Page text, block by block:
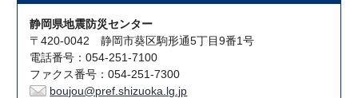
静岡県地震防災センター
〒420-0042 静岡市葵区駒形通5丁目9番1号
電話番号：054-251-7100
ファクス番号：054-251-7300
boujou@pref.shizuoka.lg.jp